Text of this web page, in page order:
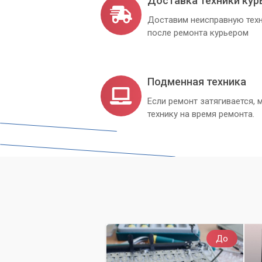
Если вы испробовали все
работает, возможно, проблема более
Вы не уверены в своих навыках
Сервисный центр «Компьютерный
устранят ее, будь то программный
Мы работаем по Киеву и Киевской
Доставим неисправную
после ремонта курьером
Подменная техника
Если ремонт
технику на время ремонта.
До